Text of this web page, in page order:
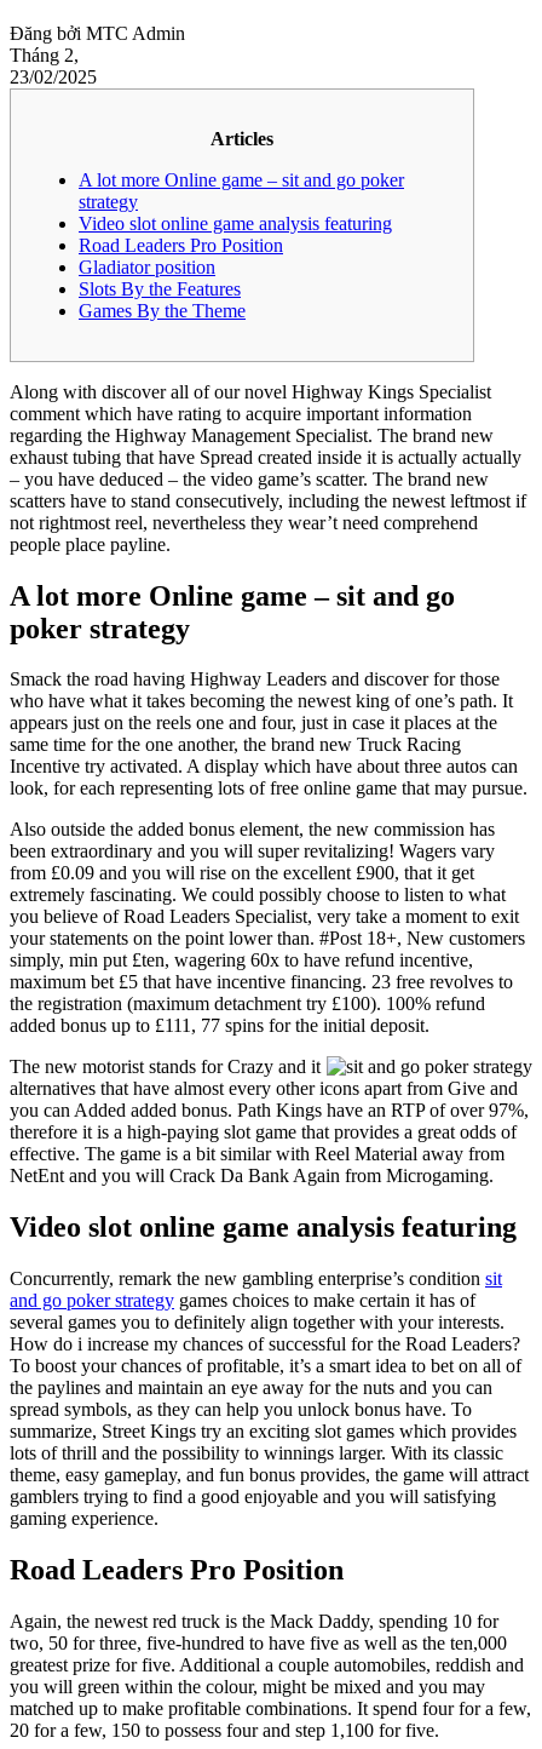
Đăng bởi MTC Admin
Tháng 2,
23/02/2025
Articles
A lot more Online game – sit and go poker
strategy
Video slot online game analysis featuring
Road Leaders Pro Position
Gladiator position
Slots By the Features
Games By the Theme
Along with discover all of our novel Highway Kings Specialist
comment which have rating to acquire important information
regarding the Highway Management Specialist. The brand new
exhaust tubing that have Spread created inside it is actually actually
– you have deduced – the video game’s scatter. The brand new
scatters have to stand consecutively, including the newest leftmost if
not rightmost reel, nevertheless they wear’t need comprehend
people place payline.
A lot more Online game – sit and go
poker strategy
Smack the road having Highway Leaders and discover for those
who have what it takes becoming the newest king of one’s path. It
appears just on the reels one and four, just in case it places at the
same time for the one another, the brand new Truck Racing
Incentive try activated. A display which have about three autos can
look, for each representing lots of free online game that may pursue.
Also outside the added bonus element, the new commission has
been extraordinary and you will super revitalizing! Wagers vary
from £0.09 and you will rise on the excellent £900, that it get
extremely fascinating. We could possibly choose to listen to what
you believe of Road Leaders Specialist, very take a moment to exit
your statements on the point lower than. #Post 18+, New customers
simply, min put £ten, wagering 60x to have refund incentive,
maximum bet £5 that have incentive financing. 23 free revolves to
the registration (maximum detachment try £100). 100% refund
added bonus up to £111, 77 spins for the initial deposit.
The new motorist stands for Crazy and it
alternatives that have almost every other icons apart from Give and
you can Added added bonus. Path Kings have an RTP of over 97%,
therefore it is a high-paying slot game that provides a great odds of
effective. The game is a bit similar with Reel Material away from
NetEnt and you will Crack Da Bank Again from Microgaming.
Video slot online game analysis featuring
Concurrently, remark the new gambling enterprise’s condition sit
and go poker strategy games choices to make certain it has of
several games you to definitely align together with your interests.
How do i increase my chances of successful for the Road Leaders?
To boost your chances of profitable, it’s a smart idea to bet on all of
the paylines and maintain an eye away for the nuts and you can
spread symbols, as they can help you unlock bonus have. To
summarize, Street Kings try an exciting slot games which provides
lots of thrill and the possibility to winnings larger. With its classic
theme, easy gameplay, and fun bonus provides, the game will attract
gamblers trying to find a good enjoyable and you will satisfying
gaming experience.
Road Leaders Pro Position
Again, the newest red truck is the Mack Daddy, spending 10 for
two, 50 for three, five-hundred to have five as well as the ten,000
greatest prize for five. Additional a couple automobiles, reddish and
you will green within the colour, might be mixed and you may
matched up to make profitable combinations. It spend four for a few,
20 for a few, 150 to possess four and step 1,100 for five.